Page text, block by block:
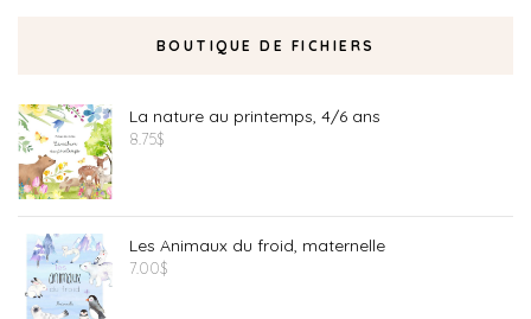
BOUTIQUE DE FICHIERS
La nature au printemps, 4/6 ans
8.75$
Les Animaux du froid, maternelle
7.00$